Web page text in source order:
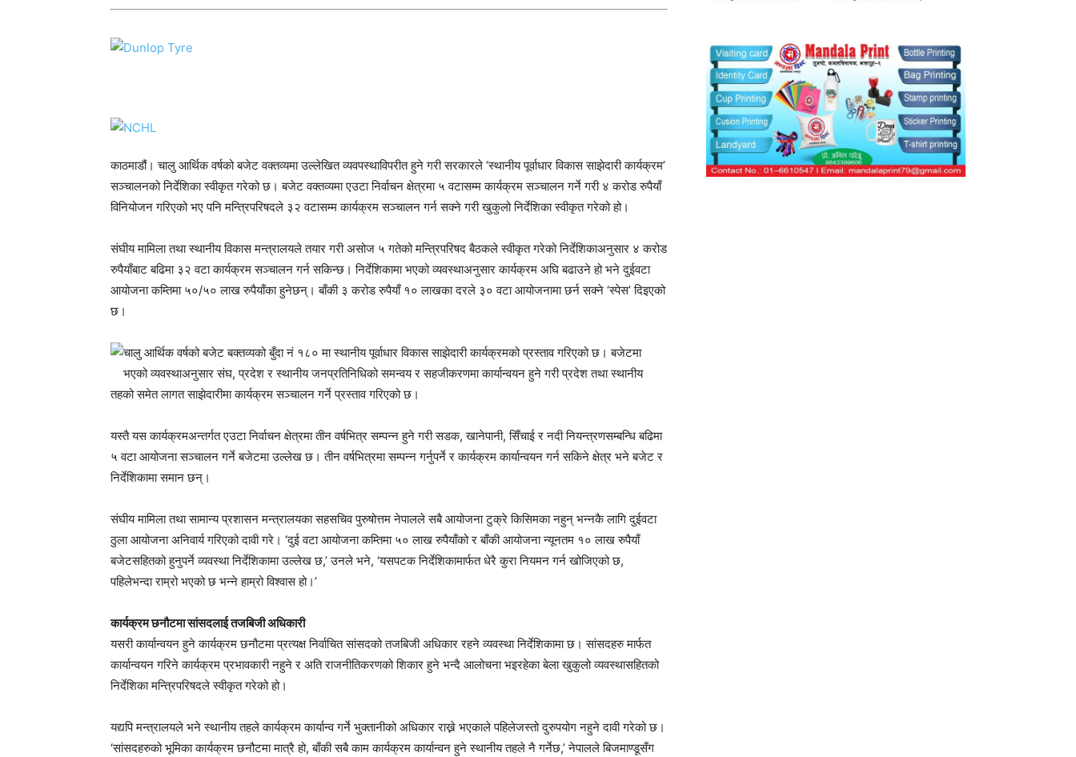
काठमाडौं। चालु आर्थिक वर्षको बजेट वक्तव्यमा उल्लेखित व्यवपस्थाविपरीत हुने गरी सरकारले ‘स्थानीय पूर्वाधार विकास साझेदारी कार्यक्रम’
सञ्चालनको निर्देशिका स्वीकृत गरेको छ। बजेट वक्तव्यमा एउटा निर्वाचन क्षेत्रमा ५ वटासम्म कार्यक्रम सञ्चालन गर्ने गरी ४ करोड रुपैयाँ
विनियोजन गरिएको भए पनि मन्त्रिपरिषदले ३२ वटासम्म कार्यक्रम सञ्चालन गर्न सक्ने गरी खुकुलो निर्देशिका स्वीकृत गरेको हो।
संघीय मामिला तथा स्थानीय विकास मन्त्रालयले तयार गरी असोज ५ गतेको मन्त्रिपरिषद बैठकले स्वीकृत गरेको निर्देशिकाअनुसार ४ करोड
रुपैयाँबाट बढिमा ३२ वटा कार्यक्रम सञ्चालन गर्न सकिन्छ। निर्देशिकामा भएको व्यवस्थाअनुसार कार्यक्रम अघि बढाउने हो भने दुईवटा
आयोजना कम्तिमा ५०/५० लाख रुपैयाँका हुनेछन्। बाँकी ३ करोड रुपैयाँ १० लाखका दरले ३० वटा आयोजनामा छर्न सक्ने ‘स्पेस’ दिइएको
छ।
चालु आर्थिक वर्षको बजेट बक्तव्यको बुँदा नं १८० मा स्थानीय पूर्वाधार विकास साझेदारी कार्यक्रमको प्रस्ताव गरिएको छ। बजेटमा
भएको व्यवस्थाअनुसार संघ, प्रदेश र स्थानीय जनप्रतिनिधिको समन्वय र सहजीकरणमा कार्यान्वयन हुने गरी प्रदेश तथा स्थानीय
तहको समेत लागत साझेदारीमा कार्यक्रम सञ्चालन गर्ने प्रस्ताव गरिएको छ।
यस्तै यस कार्यक्रमअन्तर्गत एउटा निर्वाचन क्षेत्रमा तीन वर्षभित्र सम्पन्न हुने गरी सडक, खानेपानी, सिँचाई र नदी नियन्त्रणसम्बन्धि बढिमा
५ वटा आयोजना सञ्चालन गर्ने बजेटमा उल्लेख छ। तीन वर्षभित्रमा सम्पन्न गर्नुपर्ने र कार्यक्रम कार्यान्वयन गर्न सकिने क्षेत्र भने बजेट र
निर्देशिकामा समान छन्।
संघीय मामिला तथा सामान्य प्रशासन मन्त्रालयका सहसचिव पुरुषोत्तम नेपालले सबै आयोजना टुक्रे किसिमका नहुन् भन्नकै लागि दुईवटा
ठुला आयोजना अनिवार्य गरिएको दावी गरे। ‘दुई वटा आयोजना कम्तिमा ५० लाख रुपैयाँको र बाँकी आयोजना न्यूनतम १० लाख रुपैयाँ
बजेटसहितको हुनुपर्ने व्यवस्था निर्देशिकामा उल्लेख छ,’ उनले भने, ‘यसपटक निर्देशिकामार्फत धेरै कुरा नियमन गर्न खोजिएको छ,
पहिलेभन्दा राम्रो भएको छ भन्ने हाम्रो विश्वास हो।’
कार्यक्रम छनौटमा सांसदलाई तजबिजी अधिकारी
यसरी कार्यान्वयन हुने कार्यक्रम छनौटमा प्रत्यक्ष निर्वाचित सांसदको तजबिजी अधिकार रहने व्यवस्था निर्देशिकामा छ। सांसदहरु मार्फत
कार्यान्वयन गरिने कार्यक्रम प्रभावकारी नहुने र अति राजनीतिकरणको शिकार हुने भन्दै आलोचना भइरहेका बेला खुकुलो व्यवस्थासहितको
निर्देशिका मन्त्रिपरिषदले स्वीकृत गरेको हो।
यद्यपि मन्त्रालयले भने स्थानीय तहले कार्यक्रम कार्यान्व गर्ने भुक्तानीको अधिकार राख्ने भएकाले पहिलेजस्तो दुरुपयोग नहुने दावी गरेको छ।
‘सांसदहरुको भूमिका कार्यक्रम छनौटमा मात्रै हो, बाँकी सबै काम कार्यक्रम कार्यान्वन हुने स्थानीय तहले नै गर्नेछ,’ नेपालले बिजमाण्डूसँग